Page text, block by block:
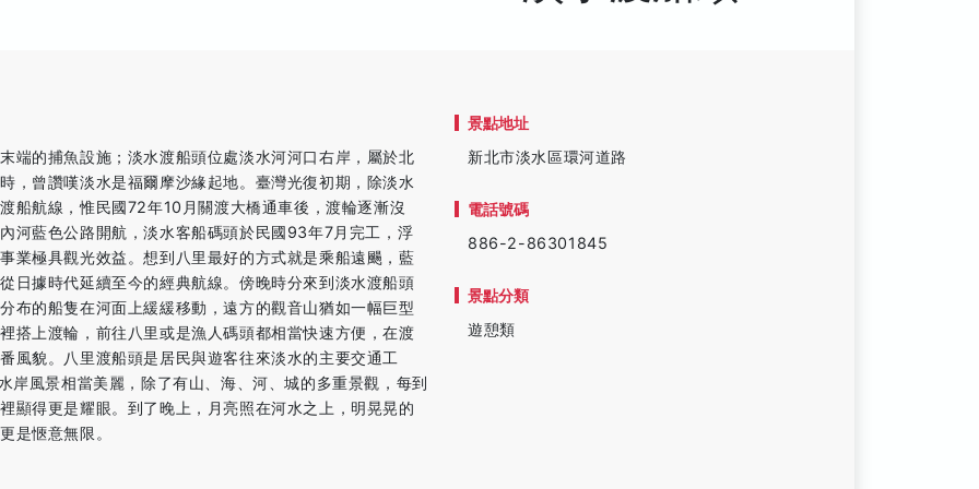
端的捕魚設施；淡水渡船頭位處淡水河河口右岸，屬於北
，曾讚嘆淡水是福爾摩沙緣起地。臺灣光復初期，除淡水
船航線，惟民國72年10月關渡大橋通車後，渡輪逐漸沒
河藍色公路開航，淡水客船碼頭於民國93年7月完工，浮
業極具觀光效益。想到八里最好的方式就是乘船遠颺，藍
日據時代延續至今的經典航線。傍晚時分來到淡水渡船頭
布的船隻在河面上緩緩移動，遠方的觀音山猶如一幅巨型
搭上渡輪，前往八里或是漁人碼頭都相當快速方便，在渡
風貌。八里渡船頭是居民與遊客往來淡水的主要交通工
岸風景相當美麗，除了有山、海、河、城的多重景觀，每到
顯得更是耀眼。到了晚上，月亮照在河水之上，明晃晃的
是愜意無限。
景點地址
新北市淡水區環河道路
電話號碼
886-2-86301845
景點分類
遊憩類